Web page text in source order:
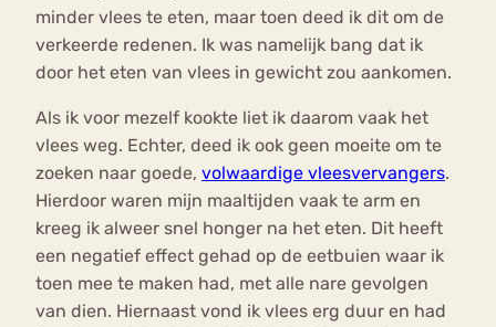
minder vlees te eten, maar toen deed ik dit om de
verkeerde redenen. Ik was namelijk bang dat ik
door het eten van vlees in gewicht zou aankomen.
Als ik voor mezelf kookte liet ik daarom vaak het
vlees weg. Echter, deed ik ook geen moeite om te
zoeken naar goede, volwaardige vleesvervangers.
Hierdoor waren mijn maaltijden vaak te arm en
kreeg ik alweer snel honger na het eten. Dit heeft
een negatief effect gehad op de eetbuien waar ik
toen mee te maken had, met alle nare gevolgen
van dien. Hiernaast vond ik vlees erg duur en had